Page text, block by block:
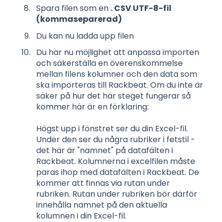
Spara filen som en . CSV UTF-8-fil
(kommaseparerad)
Du kan nu ladda upp filen
Du har nu möjlighet att anpassa importen
och säkerställa en överenskommelse
mellan filens kolumner och den data som
ska importeras till Rackbeat. Om du inte är
säker på hur det här steget fungerar så
kommer här är en förklaring:
Högst upp i fönstret ser du din Excel-fil.
Under den ser du några rubriker i fetstil -
det här är "namnet" på datafälten i
Rackbeat. Kolumnerna i excelfilen måste
paras ihop med datafälten i Rackbeat. De
kommer att finnas via rutan under
rubriken. Rutan under rubriken bör därför
innehålla namnet på den aktuella
kolumnen i din Excel-fil.